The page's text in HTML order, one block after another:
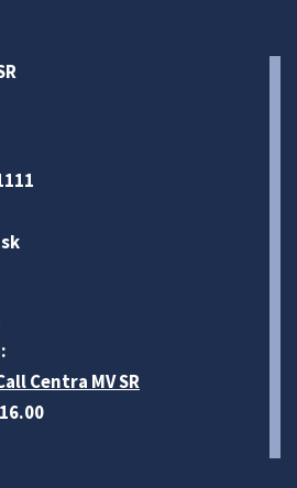
Centra MV SR